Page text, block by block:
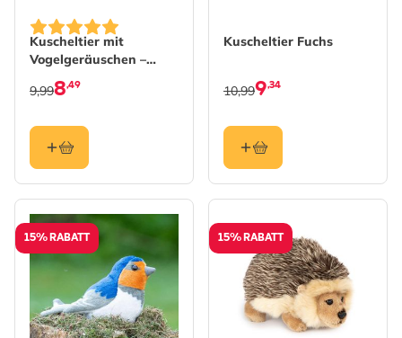
Kuscheltier mit
Vogelgeräuschen –
Grünspecht
8,49
9,99
Kuscheltier Fuchs
9,34
10,99
15% RABATT 15% RABATT